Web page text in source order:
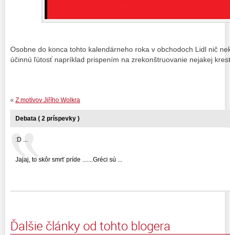
Osobne do konca tohto kalendárneho roka v obchodoch Lidl nič
účinnú ľútosť napríklad prispením na zrekonštruovanie nejakej
« Z motívov Jiřího Wolkra
Debata ( 2 príspevky )
:D ...
Jajaj, to skôr smrť príde .......Gréci sú ...
Ďalšie články od tohto blogera